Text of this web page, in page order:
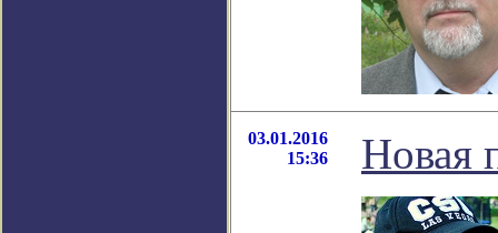
03.01.2016
15:36
Новая